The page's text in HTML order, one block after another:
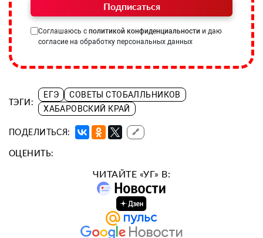
Подписаться
Соглашаюсь с политикой конфиденциальности и даю
согласие на обработку персональных данных
ТЭГИ:
ЕГЭ
СОВЕТЫ СТОБАЛЛЬНИКОВ
ХАБАРОВСКИЙ КРАЙ
ПОДЕЛИТЬСЯ: 🔗
ОЦЕНИТЬ:
ЧИТАЙТЕ «УГ» В: